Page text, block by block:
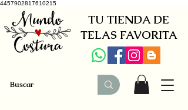
4457902817610215
TU TIENDA DE
TELAS FAVORITA